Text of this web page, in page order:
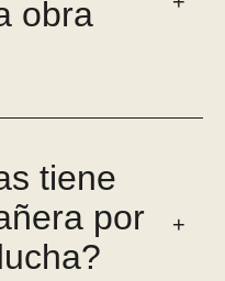
obra
tiene
por